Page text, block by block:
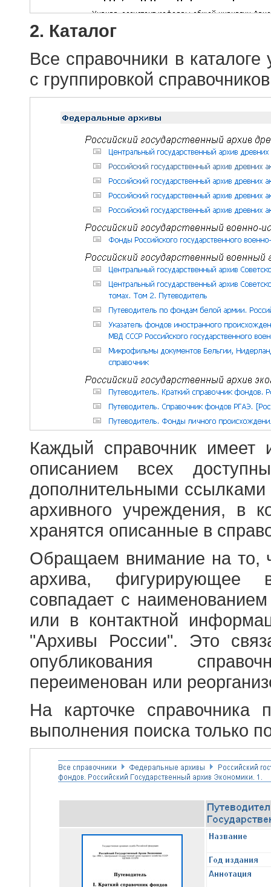
2. Каталог
Все справочники в
с группировкой
Каждый справочник имеет
описанием всех
дополнительными
архивного учреждения, в
хранятся описанные в
Обращаем внимание на то,
архива, фигурирующее
совпадает с
или в контактной
"Архивы России". Это
опубликования
переименован или
На карточке справочника
выполнения поиска только